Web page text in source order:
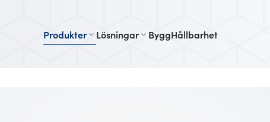
Produkter Lösningar ByggHållbarhet